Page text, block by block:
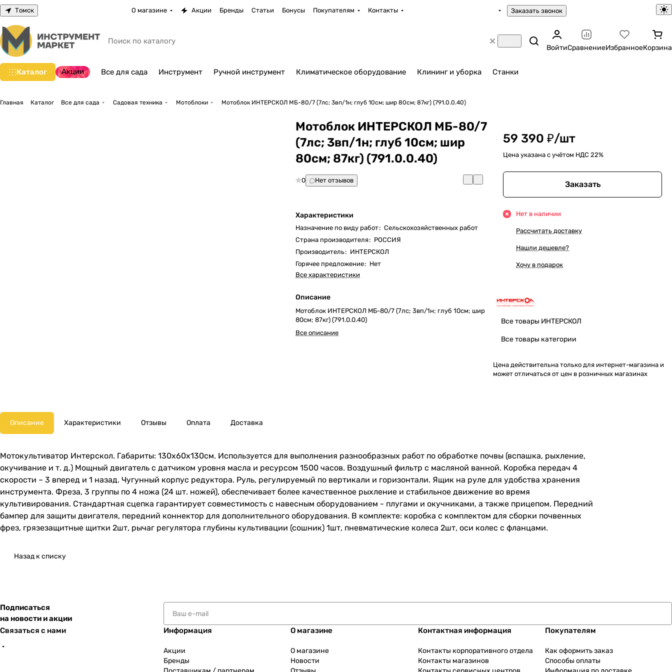
Томск О магазине Акции Бренды Статьи Бонусы Покупателям Контакты Заказать звонок
ВойтиСравнениеИзбранноеКорзина
Каталог Акции Все для сада Инструмент Ручной инструмент Климатическое оборудование Клининг и уборка Станки
Главная Каталог Все для сада Садовая техника Мотоблоки Мотоблок ИНТЕРСКОЛ МБ-80/7 (7лс; 3вп/1н; глуб 10см; шир 80см; 87кг) (791.0.0.40)
Мотоблок ИНТЕРСКОЛ МБ-80/7
(7лс; 3вп/1н; глуб 10см; шир
80см; 87кг) (791.0.0.40)
0 Нет отзывов
Характеристики
Назначение по виду работ: Сельскохозяйственных работ
Страна производителя: РОССИЯ
Производитель: ИНТЕРСКОЛ
Горячее предложение: Нет
Все характеристики
Описание
Мотоблок ИНТЕРСКОЛ МБ-80/7 (7лс; 3вп/1н; глуб 10см; шир
80см; 87кг) (791.0.0.40)
Все описание
59 390 ₽/шт
Цена указана с учётом НДС 22%
Заказать
Нет в наличии
Рассчитать доставку
Нашли дешевле?
Хочу в подарок
Все товары ИНТЕРСКОЛ
Все товары категории
Цена действительна только для интернет-магазина и
может отличаться от цен в розничных магазинах
Описание Характеристики Отзывы Оплата Доставка
Мотокультиватор Интерскол. Габариты: 130х60х130см. Используется для выполнения разнообразных работ по обработке почвы (вспашка, рыхление,
окучивание и т. д.) Мощный двигатель с датчиком уровня масла и ресурсом 1500 часов. Воздушный фильтр с масляной ванной. Коробка передач 4
скорости – 3 вперед и 1 назад. Чугунный корпус редуктора. Руль, регулируемый по вертикали и горизонтали. Ящик на руле для удобства хранения
инструмента. Фреза, 3 группы по 4 ножа (24 шт. ножей), обеспечивает более качественное рыхление и стабильное движение во время
культивирования. Стандартная сцепка гарантирует совместимость с навесным оборудованием - плугами и окучниками, а также прицепом. Передний
бампер для защиты двигателя, передний коннектор для дополнительного оборудования. В комплекте: коробка с комплектом для сборки почвенных
фрез, грязезащитные щитки 2шт, рычаг регулятора глубины культивации (сошник) 1шт, пневматические колеса 2шт, оси колес с фланцами.
Назад к списку
Подписаться
на новости и акции
Связаться с нами
Информация
Акции
Бренды
О магазине
О магазине
Новости
Контактная информация
Контакты корпоративного отдела
Контакты магазинов
Покупателям
Как оформить заказ
Способы оплаты